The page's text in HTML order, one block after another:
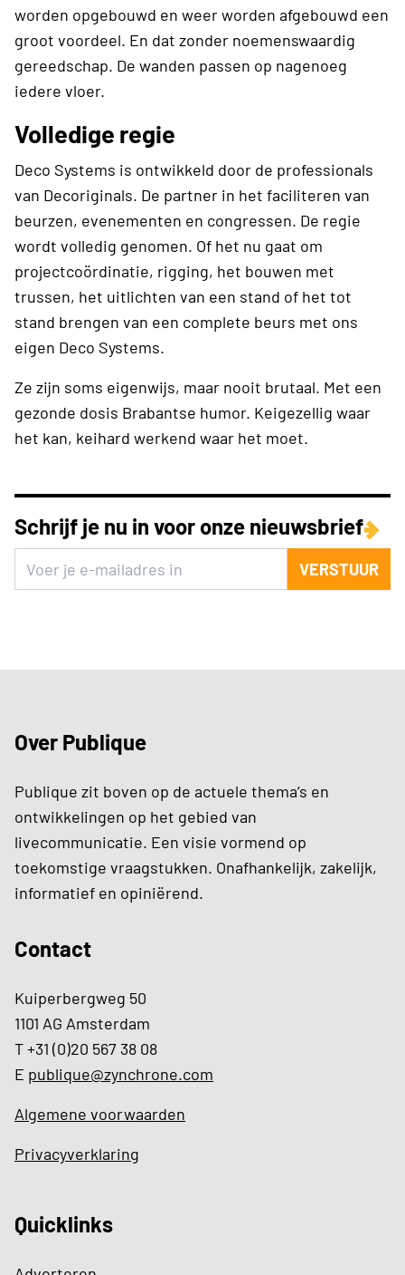
worden opgebouwd en weer worden afgebouwd een
groot voordeel. En dat zonder noemenswaardig
gereedschap. De wanden passen op nagenoeg
iedere vloer.
Volledige regie
Deco Systems is ontwikkeld door de professionals
van Decoriginals. De partner in het faciliteren van
beurzen, evenementen en congressen. De regie
wordt volledig genomen. Of het nu gaat om
projectcoördinatie, rigging, het bouwen met
trussen, het uitlichten van een stand of het tot
stand brengen van een complete beurs met ons
eigen Deco Systems.
Ze zijn soms eigenwijs, maar nooit brutaal. Met een
gezonde dosis Brabantse humor. Keigezellig waar
het kan, keihard werkend waar het moet.
Schrijf je nu in voor onze nieuwsbrief
VERSTUUR
Over Publique
Publique zit boven op de actuele thema’s en
ontwikkelingen op het gebied van
livecommunicatie. Een visie vormend op
toekomstige vraagstukken. Onafhankelijk, zakelijk,
informatief en opiniërend.
Contact
Kuiperbergweg 50
1101 AG Amsterdam
T +31 (0)20 567 38 08
E publique@zynchrone.com
Algemene voorwaarden
Privacyverklaring
Quicklinks